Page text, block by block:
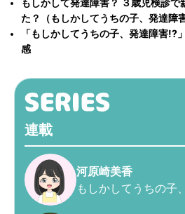
もしかして発達障害？ ３歳児検診で
た？（もしかしてうちの子、発達障
「もしかしてうちの子、発達障害!?
感
連載
河原崎美香
もしかしてうちの子